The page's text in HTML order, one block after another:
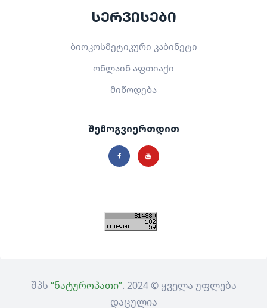
სერვისები
ბიოკოსმეტიკური კაბინეტი
ონლაინ აფთიაქი
მიწოდება
შემოგვიერთდით
შპს “ნატუროპათი”. 2024 © ყველა უფლება
დაცულია